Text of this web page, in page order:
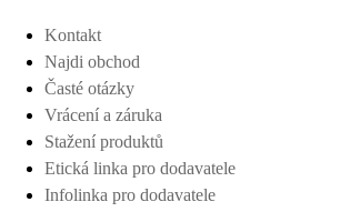
Kontakt
Najdi obchod
Časté otázky
Vrácení a záruka
Stažení produktů
Etická linka pro dodavatele
Infolinka pro dodavatele